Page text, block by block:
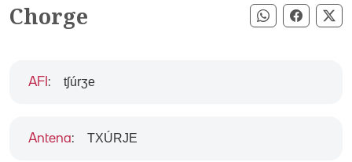
Chorge Compartir
AFI : tʃúrʒe
Antena: TXÚRJE